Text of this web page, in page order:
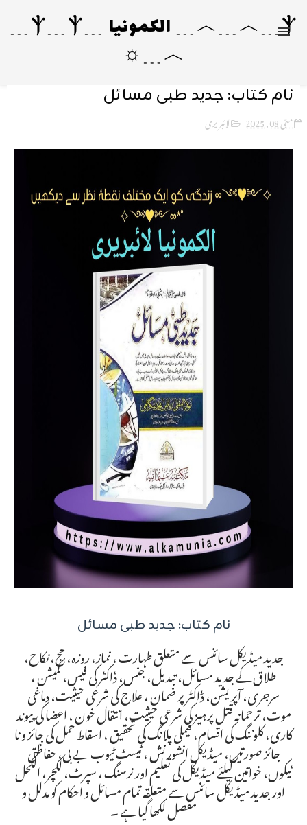
Ⲯ﹍︿﹍︿﹍ الکمونیا ﹍Ⲯ﹍Ⲯ﹍
︿﹍☼
نام کتاب: جدید طبی مسائل
مئی 08, 2025 لائبریری
نام کتاب: جدید طبی مسائل
جدید میڈیکل سائنس سے متعلق طہارت ، نماز، روزہ، حج، نکاح،
طلاق کے جدید مسائل، تبدیل، جنس، ڈاکٹر کی فیس، کمیشن ،
سرجری، آپریشن، ڈاکٹر پر ضمان ، علاج کی شرعی حیثیت، دماغی
موت، ترحمانہ قتل پرہیز کی شرعی حیثیت، انتقال خون ، اعضا کی پیوند
کاری، کلوننگ کی اقسام، فیملی پلانگ کی تحقیق ، اسقاط حمل کی جائز و نا
جائز صورتیں، میڈیکل انشورنش ، ٹیسٹ ٹیوب بے بی، حفاظتی
ٹیکوں، خواتین کیلئے میڈیکل کی تعلیم اور نرسنگ ، سپرٹ، لکچر، الکحل
اور جدید میڈیکل سائنس سے متعلقہ تمام مسائل و احکام کو مدلل و
مفصل لکھا گیا ہے ۔